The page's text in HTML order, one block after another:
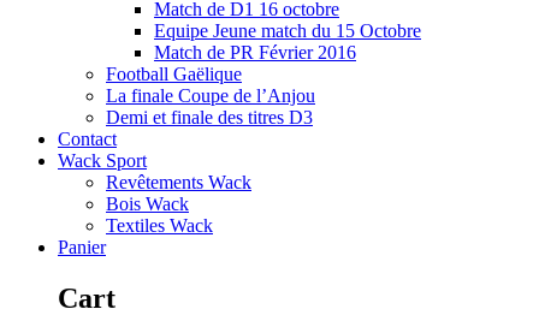
Match de D1 16 octobre
Equipe Jeune match du 15 Octobre
Match de PR Février 2016
Football Gaëlique
La finale Coupe de l’Anjou
Demi et finale des titres D3
Contact
Wack Sport
Revêtements Wack
Bois Wack
Textiles Wack
Panier
Cart